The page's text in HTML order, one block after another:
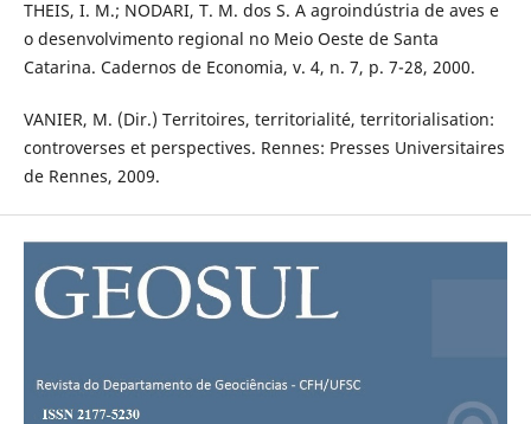
THEIS, I. M.; NODARI, T. M. dos S. A agroindústria de aves e
o desenvolvimento regional no Meio Oeste de Santa
Catarina. Cadernos de Economia, v. 4, n. 7, p. 7-28, 2000.
VANIER, M. (Dir.) Territoires, territorialité, territorialisation:
controverses et perspectives. Rennes: Presses Universitaires
de Rennes, 2009.